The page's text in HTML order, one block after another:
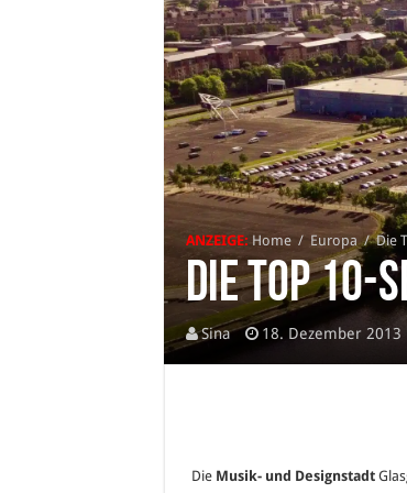
ANZEIGE: Home / Europa / Die
Die TOP
Sina 18. Dezember 2013
Die Musik- und Designstadt